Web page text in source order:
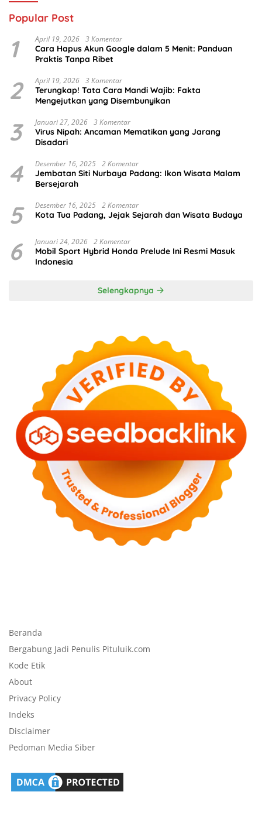
Popular Post
1 April 19, 2026 3 Komentar
Cara Hapus Akun Google dalam 5 Menit: Panduan
Praktis Tanpa Ribet
2 April 19, 2026 3 Komentar
Terungkap! Tata Cara Mandi Wajib: Fakta
Mengejutkan yang Disembunyikan
3 Januari 27, 2026 3 Komentar
Virus Nipah: Ancaman Mematikan yang Jarang
Disadari
4 Desember 16, 2025 2 Komentar
Jembatan Siti Nurbaya Padang: Ikon Wisata Malam
Bersejarah
5 Desember 16, 2025 2 Komentar
Kota Tua Padang, Jejak Sejarah dan Wisata Budaya
6 Januari 24, 2026 2 Komentar
Mobil Sport Hybrid Honda Prelude Ini Resmi Masuk
Indonesia
Selengkapnya
Beranda
Bergabung Jadi Penulis Pituluik.com
Kode Etik
About
Privacy Policy
Indeks
Disclaimer
Pedoman Media Siber